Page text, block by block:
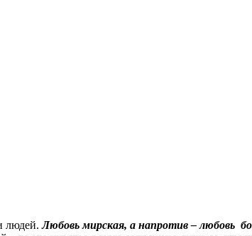
людей.Любовь мирская, а напротив – любовь